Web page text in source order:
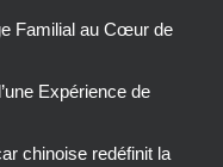
Familial au Cœur de
Expérience de
chinoise redéfinit la